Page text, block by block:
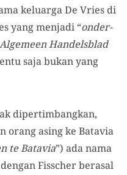
keluarga De Vries di
yang menjadi “onder-
Algemeen Handelsblad
saja bukan yang
dipertimbangkan,
orang asing ke Batavia
te Batavia”) ada nama
Fisscher berasal